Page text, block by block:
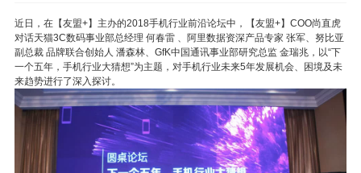
近日，在【友盟+】主办的2018手机行业前沿论坛中，【友盟+】COO尚直虎
对话天猫3C数码事业部总经理 何春雷 、阿里数据资深产品专家 张军、努比亚
副总裁 品牌联合创始人 潘森林、GfK中国通讯事业部研究总监 金瑞兆，以“下
一个五年，手机行业大猜想”为主题，对手机行业未来5年发展机会、困境及未
来趋势进行了深入探讨。